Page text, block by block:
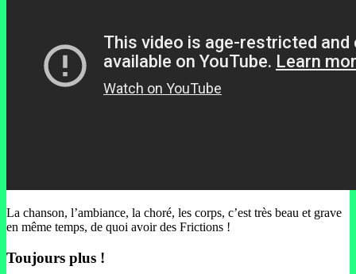
La chanson, l’ambiance, la choré, les corps, c’est très beau et grave
en même temps, de quoi avoir des Frictions !
Toujours plus !